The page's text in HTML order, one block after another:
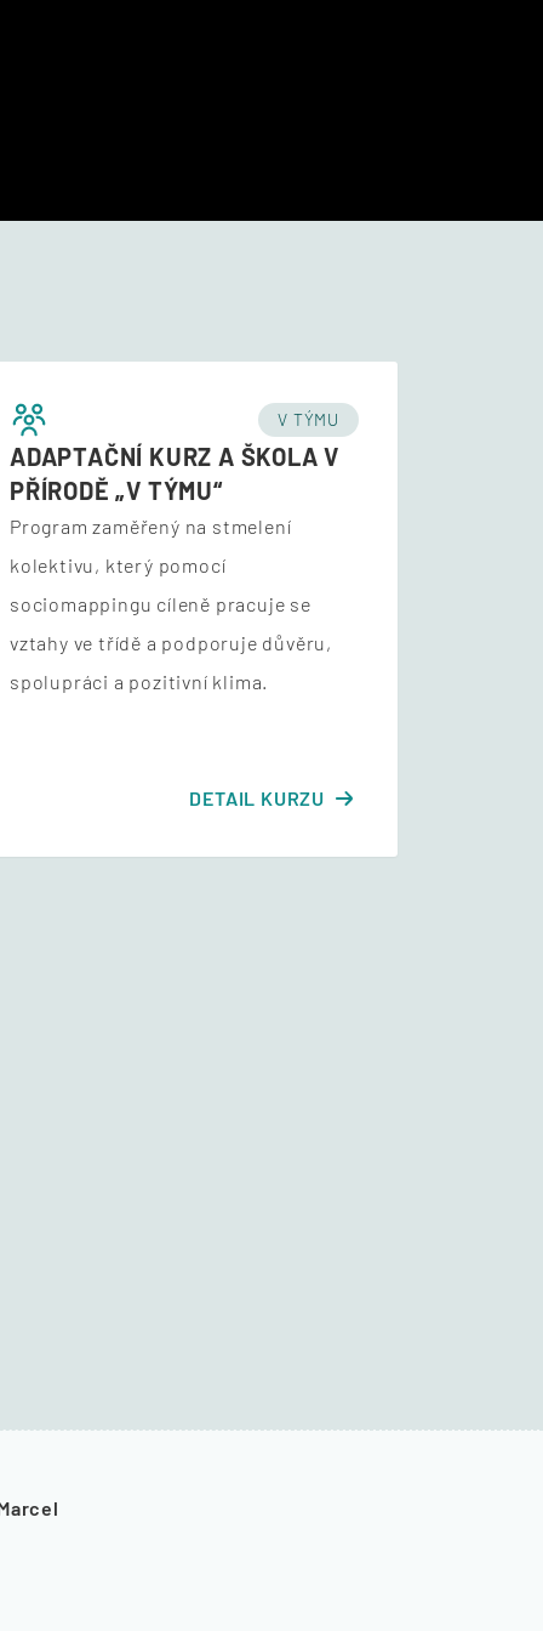
V TÝMU
ADAPTAČNÍ KURZ A ŠKOLA V
PŘÍRODĚ „V TÝMU“
Program zaměřený na stmelení
kolektivu, který pomocí
sociomappingu cíleně pracuje se
vztahy ve třídě a podporuje důvěru,
spolupráci a pozitivní klima.
DETAIL KURZU